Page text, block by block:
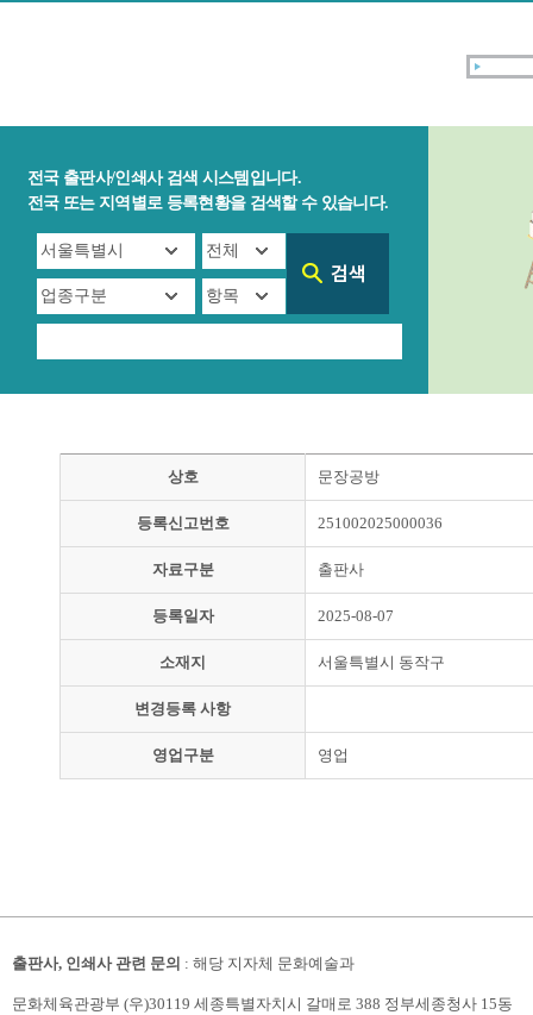
전국 출판사/인쇄사 검색 시스템입니다.
전국 또는 지역별로 등록현황을 검색할 수 있습니다.
상호 문장공방
등록신고번호 251002025000036
자료구분 출판사
등록일자 2025-08-07
소재지 서울특별시 동작구
변경등록 사항
영업구분 영업
출판사, 인쇄사 관련 문의 : 해당 지자체 문화예술과
문화체육관광부 (우)30119 세종특별자치시 갈매로 388 정부세종청사 15동